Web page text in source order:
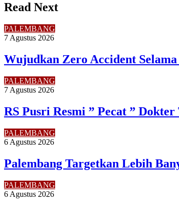
Read Next
PALEMBANG
7 Agustus 2026
Wujudkan Zero Accident
PALEMBANG
7 Agustus 2026
RS Pusri Resmi ” Pecat ”
PALEMBANG
6 Agustus 2026
Palembang Targetkan Lebih
PALEMBANG
6 Agustus 2026